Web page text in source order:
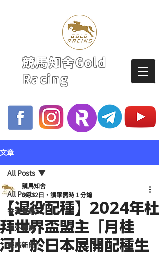
競馬知舍Gold
Racing
文章
All Posts
香港賽馬
海外賽馬
賽馬新聞
All Posts
【退役配種】2024年杜
拜世界盃盟主「月桂
河」於日本展開配種生
競馬知舍
3月12日
讀畢需時 1 分鐘